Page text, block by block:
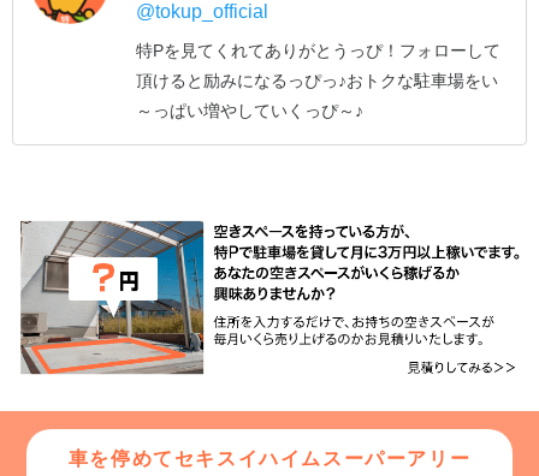
@tokup_official
特Pを見てくれてありがとうっぴ！ フォローして
頂けると励みになるっぴっ♪おトクな駐車場をい
～っぱい増やしていくっぴ～♪
車を停めてセキスイハイムスーパーアリー